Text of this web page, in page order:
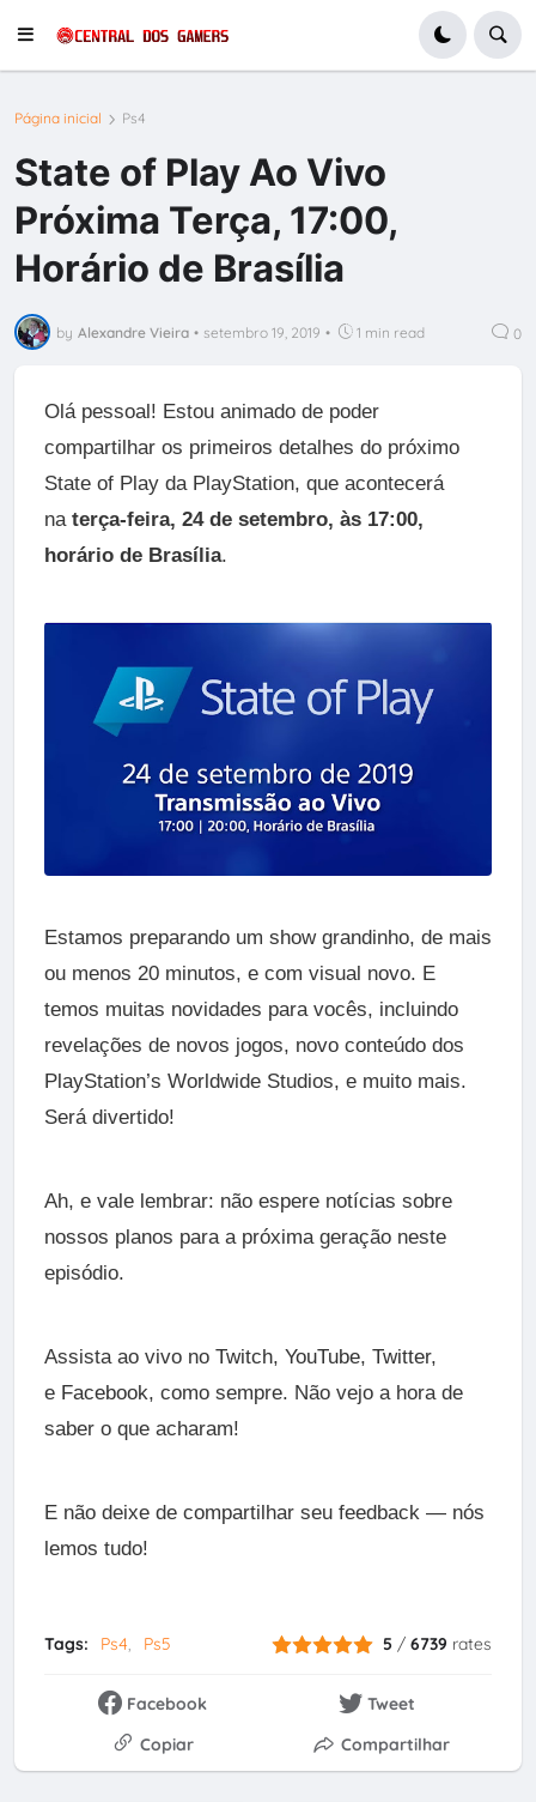
Página inicial Ps4
State of Play Ao Vivo
Próxima Terça, 17:00,
Horário de Brasília
by Alexandre Vieira • setembro 19, 2019 • 1 min read 0
Olá pessoal! Estou animado de poder
compartilhar os primeiros detalhes do próximo
State of Play da PlayStation, que acontecerá
na terça-feira, 24 de setembro, às 17:00,
horário de Brasília.
Estamos preparando um show grandinho, de mais
ou menos 20 minutos, e com visual novo. E
temos muitas novidades para vocês, incluindo
revelações de novos jogos, novo conteúdo dos
PlayStation’s Worldwide Studios, e muito mais.
Será divertido!
Ah, e vale lembrar: não espere notícias sobre
nossos planos para a próxima geração neste
episódio.
Assista ao vivo no Twitch, YouTube, Twitter,
e Facebook, como sempre. Não vejo a hora de
saber o que acharam!
E não deixe de compartilhar seu feedback — nós
lemos tudo!
Tags: Ps4 Ps5 5 /6739 rates
Facebook
Tweet
Copiar
Compartilhar